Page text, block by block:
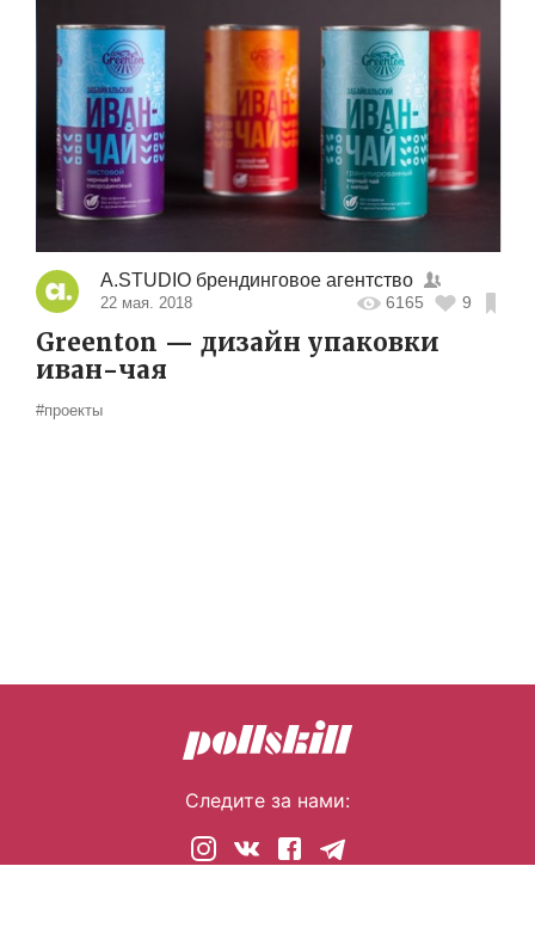
A.STUDIO брендинговое агентство
22 мая. 2018 6165 9
Greenton — дизайн упаковки
иван-чая
#проекты
Следите за нами: